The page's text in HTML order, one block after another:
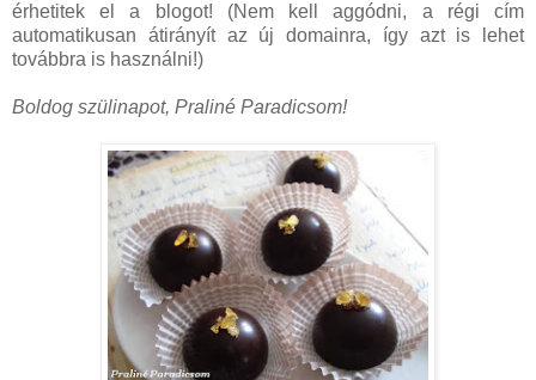
érhetitek el a blogot! (Nem kell aggódni, a régi cím
automatikusan átirányít az új domainra, így azt is lehet
továbbra is használni!)
Boldog szülinapot, Praliné Paradicsom!